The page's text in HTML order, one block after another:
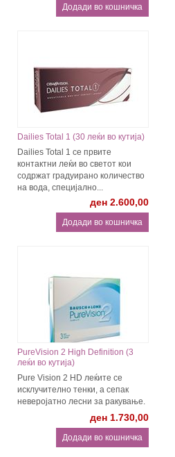
Dailies Total 1 (30 леќи во кутија)
Dailies Total 1 се првите
контактни леќи во светот кои
содржат градуирано количество
на вода, специјално...
ден 2.600,00
PureVision 2 High Definition (3
леќи во кутија)
Pure Vision 2 HD леќите се
исклучително тенки, а сепак
неверојатно лесни за ракување.
ден 1.730,00